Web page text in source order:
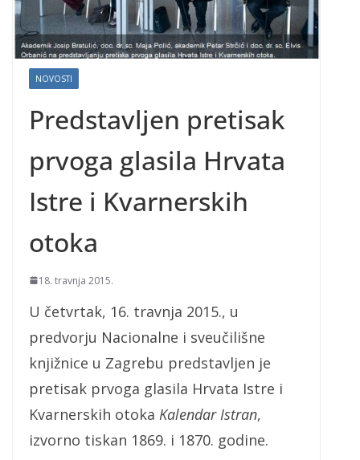
NOVOSTI
Predstavljen pretisak
prvoga glasila Hrvata
Istre i Kvarnerskih
otoka
18. travnja 2015.
U četvrtak, 16. travnja 2015., u
predvorju Nacionalne i sveučilišne
knjižnice u Zagrebu predstavljen je
pretisak prvoga glasila Hrvata Istre i
Kvarnerskih otoka Kalendar Istran,
izvorno tiskan 1869. i 1870. godine.